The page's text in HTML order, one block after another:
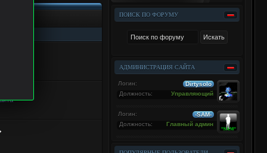
ПОИСК ПО ФОРУМУ
АДМИНИСТРАЦИЯ САЙТА
Dirtysolo
Логин:
Управляющий
Должность:
-SAM-
Логин:
Главный админ
Должность: